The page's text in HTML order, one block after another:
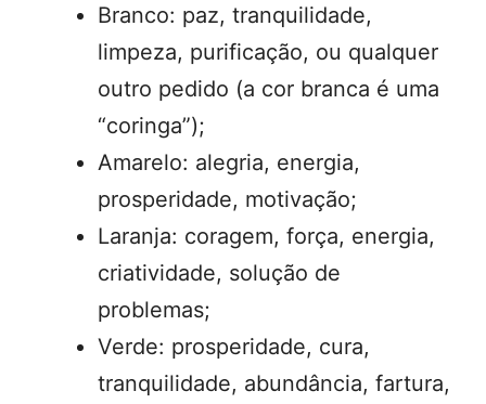
Branco: paz, tranquilidade,
limpeza, purificação, ou qualquer
outro pedido (a cor branca é uma
“coringa”);
Amarelo: alegria, energia,
prosperidade, motivação;
Laranja: coragem, força, energia,
criatividade, solução de
problemas;
Verde: prosperidade, cura,
tranquilidade, abundância, fartura,